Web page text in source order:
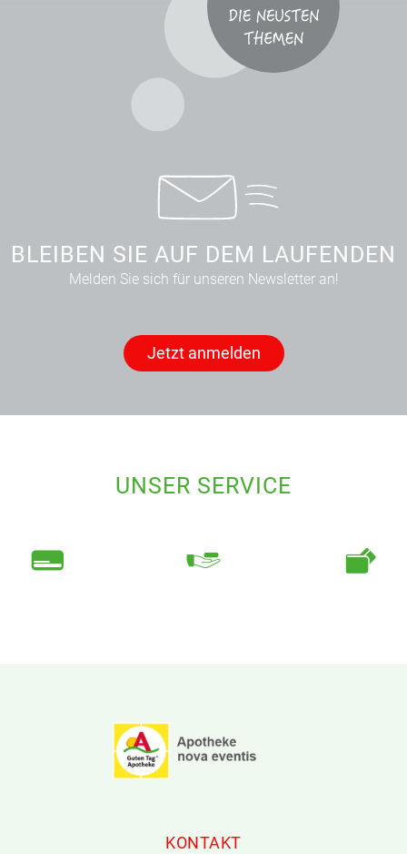
BLEIBEN SIE AUF DEM LAUFENDEN
Melden Sie sich für unseren Newsletter an!
Jetzt anmelden
UNSER SERVICE
KONTAKT